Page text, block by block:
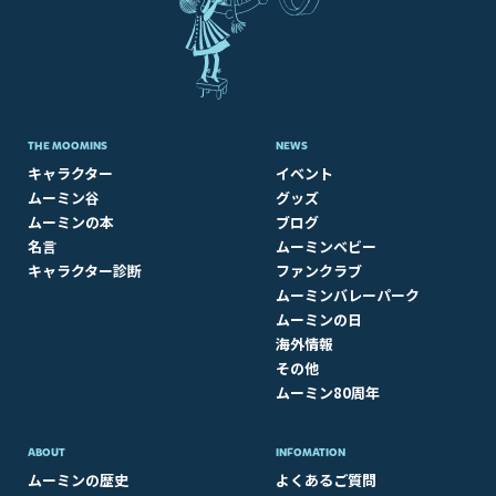
THE MOOMINS
キャラクター
ムーミン谷
ムーミンの本
名言
キャラクター診断
NEWS
イベント
グッズ
ブログ
ムーミンベビー
ファンクラブ
ムーミンバレーパーク
ムーミンの日
海外情報
その他
ムーミン80周年
ABOUT​
ムーミンの歴史
INFOMATION
よくあるご質問